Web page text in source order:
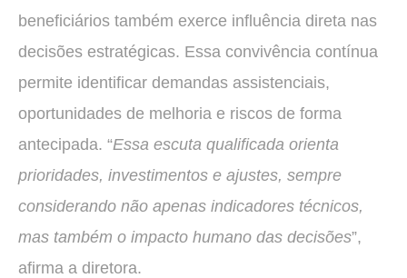
beneficiários também exerce influência direta nas
decisões estratégicas. Essa convivência contínua
permite identificar demandas assistenciais,
oportunidades de melhoria e riscos de forma
antecipada. “Essa escuta qualificada orienta
prioridades, investimentos e ajustes, sempre
considerando não apenas indicadores técnicos,
mas também o impacto humano das decisões”,
afirma a diretora.